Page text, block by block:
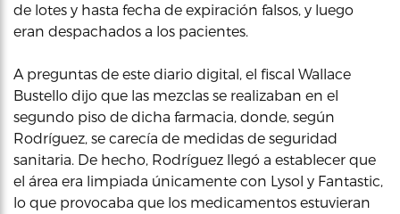
de lotes y hasta fecha de expiración falsos, y luego
eran despachados a los pacientes.
A preguntas de este diario digital, el fiscal Wallace
Bustello dijo que las mezclas se realizaban en el
segundo piso de dicha farmacia, donde, según
Rodríguez, se carecía de medidas de seguridad
sanitaria. De hecho, Rodríguez llegó a establecer que
el área era limpiada únicamente con Lysol y Fantastic,
lo que provocaba que los medicamentos estuvieran